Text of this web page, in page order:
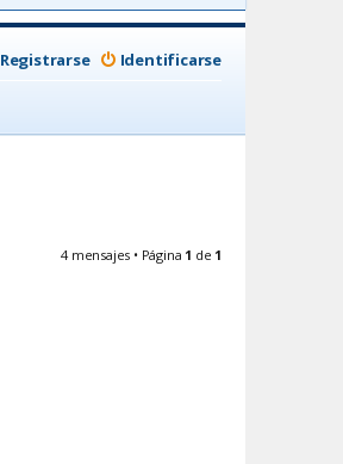
Identificarse
Registrarse
4 mensajes • Página 1 de 1